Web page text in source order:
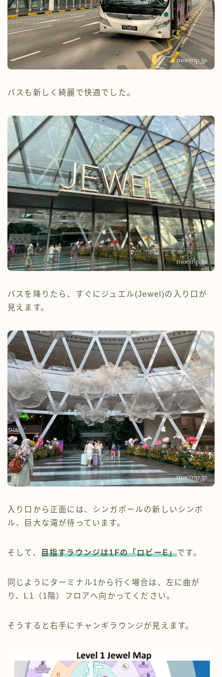
バスも新しく綺麗で快適でした。
バスを降りたら、すぐにジュエル(Jewel)の入り口が
見えます。
入り口から正面には、シンガポールの新しいシンボ
ル、巨大な滝が待っています。
そして、 目指すラウンジは1Fの「ロビーE」です。
同じようにターミナル1から行く場合は、左に曲が
り、L1（1階）フロアへ向かってください。
そうすると右手にチャンギラウンジが見えます。